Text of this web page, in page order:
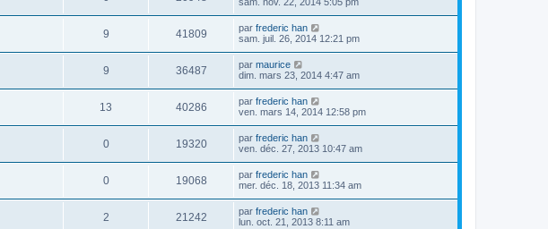
9 41809 par frederic han
sam. juil. 26, 2014 12:21 pm
9 36487 par maurice
dim. mars 23, 2014 4:47 am
13 40286 par frederic han
ven. mars 14, 2014 12:58 pm
0 19320 par frederic han
ven. déc. 27, 2013 10:47 am
0 19068 par frederic han
mer. déc. 18, 2013 11:34 am
2 21242 par frederic han
lun. oct. 21, 2013 8:11 am